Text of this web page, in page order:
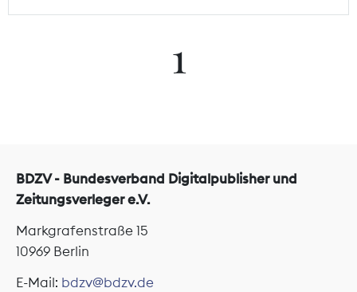
1
BDZV - Bundesverband Digitalpublisher und
Zeitungsverleger e.V.
Markgrafenstraße 15
10969 Berlin
E-Mail: bdzv@bdzv.de